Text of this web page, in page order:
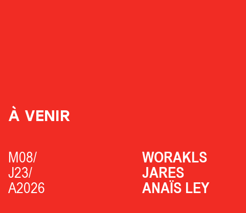
À VENIR
M08/
J23/
A2026
WORAKLS
JARES
ANAÏS LEY